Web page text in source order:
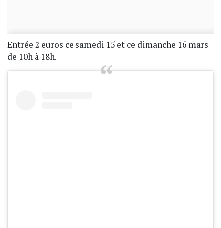
Entrée 2 euros ce samedi 15 et ce dimanche 16 mars
de 10h à 18h.